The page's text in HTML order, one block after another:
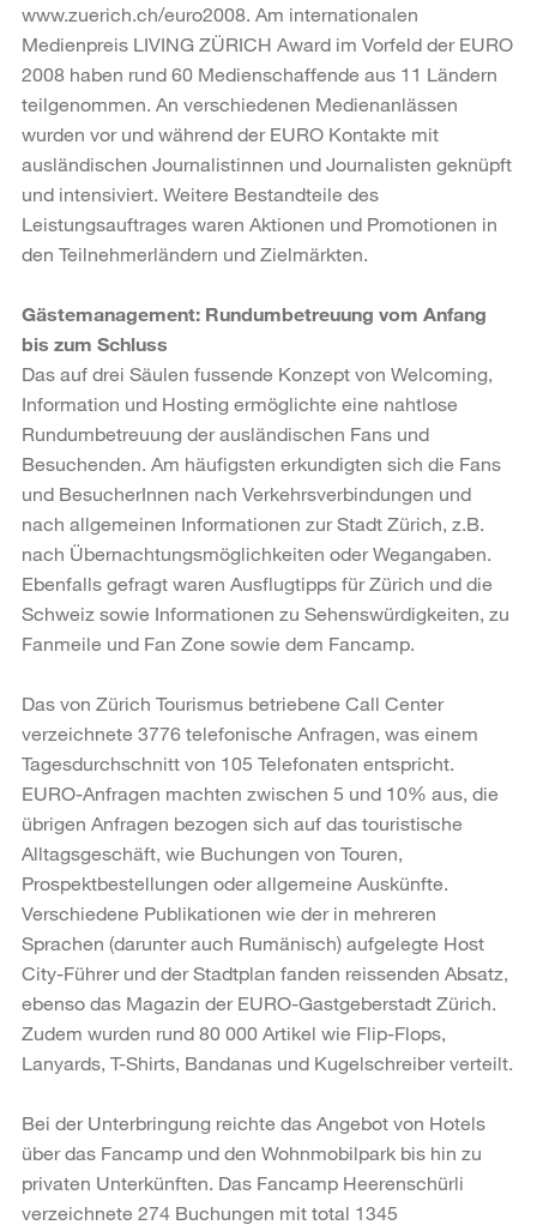
www.zuerich.ch/euro2008. Am internationalen
Medienpreis LIVING ZÜRICH Award im Vorfeld der EURO
2008 haben rund 60 Medienschaffende aus 11 Ländern
teilgenommen. An verschiedenen Medienanlässen
wurden vor und während der EURO Kontakte mit
ausländischen Journalistinnen und Journalisten geknüpft
und intensiviert. Weitere Bestandteile des
Leistungsauftrages waren Aktionen und Promotionen in
den Teilnehmerländern und Zielmärkten.
Gästemanagement: Rundumbetreuung vom Anfang
bis zum Schluss
Das auf drei Säulen fussende Konzept von Welcoming,
Information und Hosting ermöglichte eine nahtlose
Rundumbetreuung der ausländischen Fans und
Besuchenden. Am häufigsten erkundigten sich die Fans
und BesucherInnen nach Verkehrsverbindungen und
nach allgemeinen Informationen zur Stadt Zürich, z.B.
nach Übernachtungsmöglichkeiten oder Wegangaben.
Ebenfalls gefragt waren Ausflugtipps für Zürich und die
Schweiz sowie Informationen zu Sehenswürdigkeiten, zu
Fanmeile und Fan Zone sowie dem Fancamp.
Das von Zürich Tourismus betriebene Call Center
verzeichnete 3776 telefonische Anfragen, was einem
Tagesdurchschnitt von 105 Telefonaten entspricht.
EURO-Anfragen machten zwischen 5 und 10% aus, die
übrigen Anfragen bezogen sich auf das touristische
Alltagsgeschäft, wie Buchungen von Touren,
Prospektbestellungen oder allgemeine Auskünfte.
Verschiedene Publikationen wie der in mehreren
Sprachen (darunter auch Rumänisch) aufgelegte Host
City-Führer und der Stadtplan fanden reissenden Absatz,
ebenso das Magazin der EURO-Gastgeberstadt Zürich.
Zudem wurden rund 80 000 Artikel wie Flip-Flops,
Lanyards, T-Shirts, Bandanas und Kugelschreiber verteilt.
Bei der Unterbringung reichte das Angebot von Hotels
über das Fancamp und den Wohnmobilpark bis hin zu
privaten Unterkünften. Das Fancamp Heerenschürli
verzeichnete 274 Buchungen mit total 1345